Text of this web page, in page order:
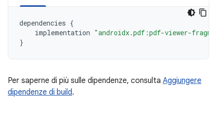
dependencies {
implementation "androidx.pdf:pdf-viewer-
}
Per saperne di più sulle dipendenze, consulta Aggiungere
dipendenze di build.